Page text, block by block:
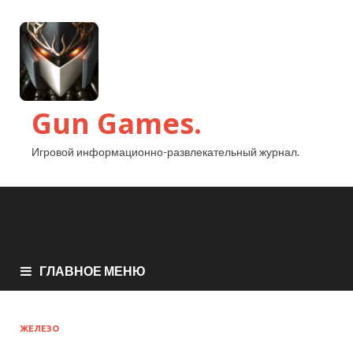
Gun Games.
Игровой информационно-развлекательный журнал.
ГЛАВНОЕ МЕНЮ
ЖЕЛЕЗО